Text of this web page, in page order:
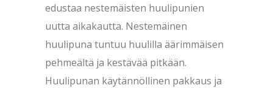
edustaa nestemäisten huulipunien
uutta aikakautta. Nestemäinen
huulipuna tuntuu huulilla äärimmäisen
pehmeältä ja kestävää pitkään.
Huulipunan käytännöllinen pakkaus ja